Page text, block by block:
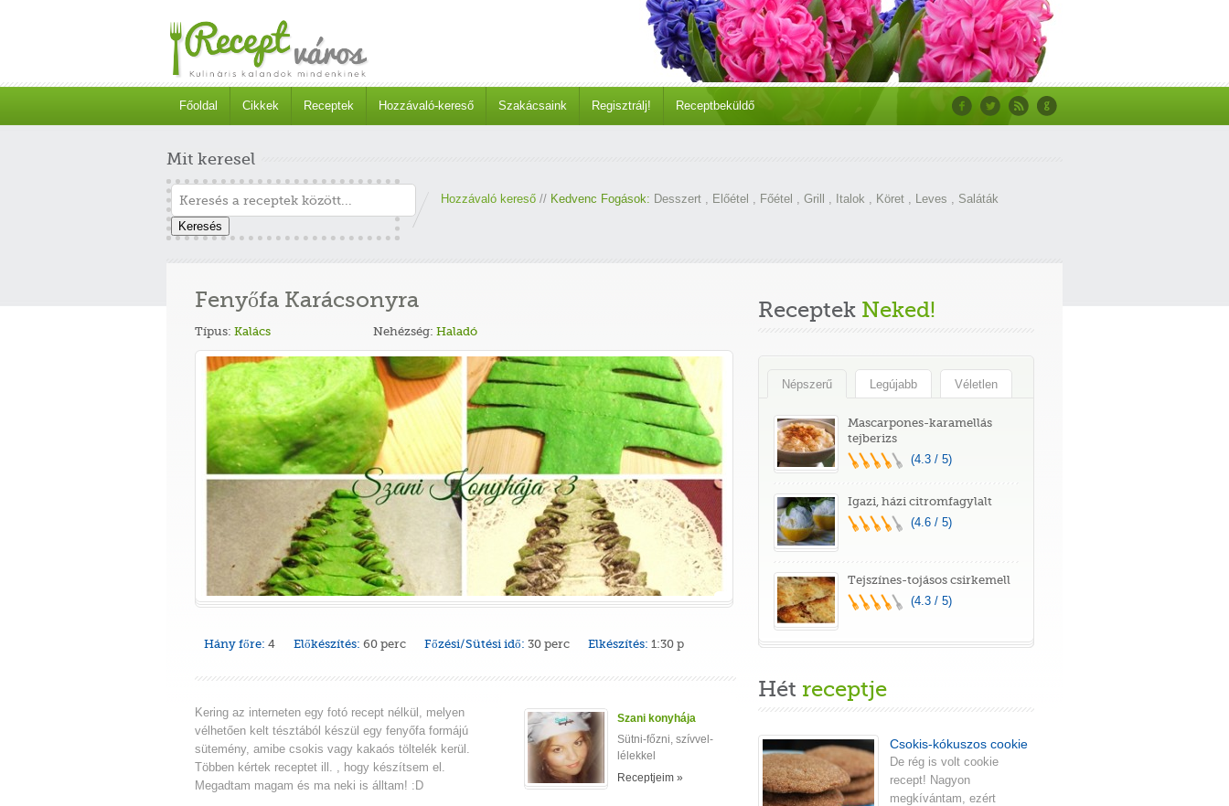
Főoldal Cikkek Receptek Hozzávaló-kereső Szakácsaink Regisztrálj! Receptbeküldő
Mit keresel
Keresés
Hozzávaló kereső // Kedvenc Fogások: Desszert , Előétel , Főétel , Grill , Italok , Köret , Leves , Saláták
Fenyőfa Karácsonyra
Típus: Kalács Nehézség: Haladó
Hány főre: 4 Előkészítés: 60 perc Főzési/Sütési idő: 30 perc Elkészítés: 1:30 p
Kering az interneten egy fotó recept nélkül, melyen
vélhetően kelt tésztából készül egy fenyőfa formájú
sütemény, amibe csokis vagy kakaós töltelék kerül.
Többen kértek receptet ill. , hogy készítsem el.
Megadtam magam és ma neki is álltam! :D
Szani konyhája
Sütni-főzni, szívvel-
lélekkel
Receptjeim »
Receptek Neked!
Népszerű Legújabb Véletlen
Mascarpones-karamellás
tejberizs
(4.3 / 5)
Igazi, házi citromfagylalt
(4.6 / 5)
Tejszínes-tojásos csirkemell
(4.3 / 5)
Hét receptje
Csokis-kókuszos cookie
De rég is volt cookie
recept! Nagyon
megkívántam, ezért